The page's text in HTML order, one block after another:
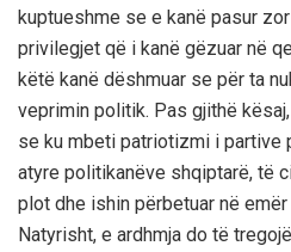
kuptueshme se e kanë pasur
privilegjet që i kanë gëzuar në
këtë kanë dëshmuar se për ta
veprimin politik. Pas gjithë
se ku mbeti patriotizmi i partive
atyre politikanëve shqiptarë, të
plot dhe ishin përbetuar në
Natyrisht, e ardhmja do të